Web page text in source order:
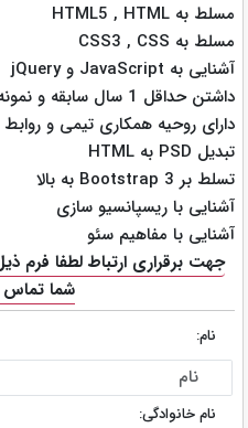
مسلط به HTML5 , HTML
مسلط به CSS3 , CSS
آشنایی به JavaScript و jQuery
داشتن حداقل 1 سال سابقه و نمونه کار
دارای روحیه همکاری تیمی و
تبدیل PSD به HTML
تسلط بر Bootstrap 3 به بالا
آشنایی با ریسپانسیو سازی
آشنایی با مفاهیم سئو
جهت برقراری ارتباط لطفا فرم
شما تماس
نام:
نام خانوادگی: